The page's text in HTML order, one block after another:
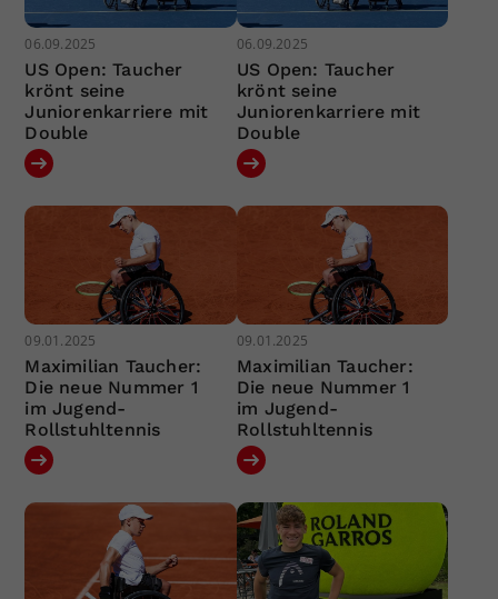
06.09.2025
US Open: Taucher
krönt seine
Juniorenkarriere mit
Double
06.09.2025
US Open: Taucher
krönt seine
Juniorenkarriere mit
Double
09.01.2025
Maximilian Taucher:
Die neue Nummer 1
im Jugend-
Rollstuhltennis
09.01.2025
Maximilian Taucher:
Die neue Nummer 1
im Jugend-
Rollstuhltennis